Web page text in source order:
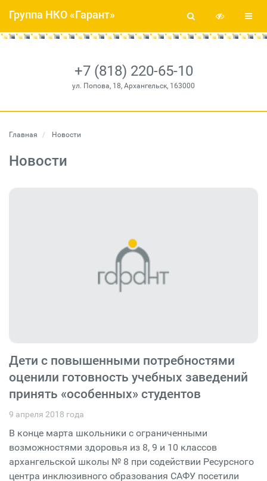
+7 (818) 220-65-10
ул. Попова, 18, Архангельск, 163000
Группа НКО «Гарант»
Главная Новости
Новости
Дети с повышенными потребностями
оценили готовность учебных заведений
принять «особенных» студентов
9 апреля 2018 года
В конце марта школьники с ограниченными
возможностями здоровья из 8, 9 и 10 классов
архангельской школы № 8 при содействии Ресурсного
центра инклюзивного образования САФУ посетили